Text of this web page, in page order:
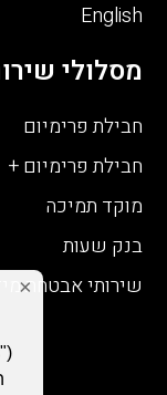
English
מסלולי
חבילת פרימיום
חבילת פרימיום +
מוקד תמיכה
בנק שעות
שירותי אבטחת ×